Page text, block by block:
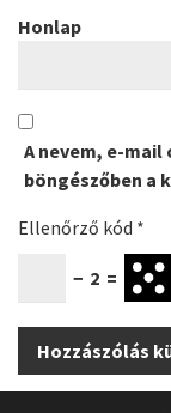
Honlap
A nevem, e-
böngészőben a
Ellenőrző kód *
− 2 =